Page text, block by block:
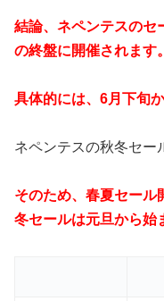
結論、ネペンテスのセ
の終盤に開催されます。
具体的には、6月下旬
ネペンテスの秋冬セー
そのため、春夏セール
冬セールは元旦から始